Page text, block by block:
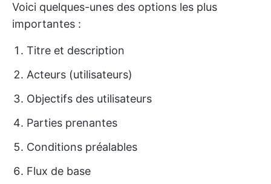
Voici quelques-unes des options les plus
importantes :
Titre et description
Acteurs (utilisateurs)
Objectifs des utilisateurs
Parties prenantes
Conditions préalables
Flux de base